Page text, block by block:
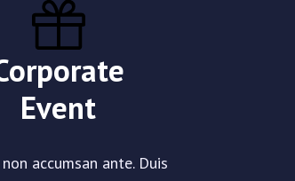
Event
accumsan ante. Duis